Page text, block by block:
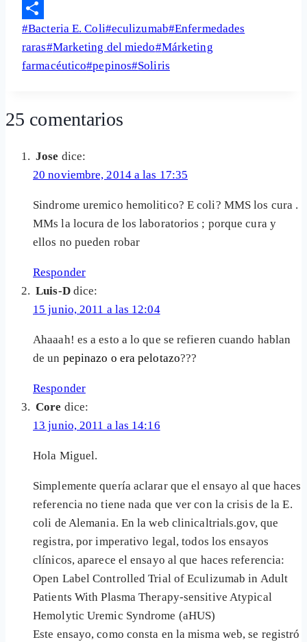
Email
Share
Etiquetas
de
la
#Bacteria E. Coli#eculizumab#Enfermedades
raras#Marketing del miedo#Márketing
farmacéutico#pepinos#Soliris
25 comentarios
Jose dice:
20 noviembre, 2014 a las 17:35
Sindrome uremico hemolitico? E coli? MMS los cura .
MMs la locura de los laboratorios ; porque cura y
ellos no pueden robar
Responder
Luis-D dice:
15 junio, 2011 a las 12:04
Ahaaah! es a esto a lo que se refieren cuando hablan
de un pepinazo o era pelotazo???
Responder
Core dice:
13 junio, 2011 a las 14:16
Hola Miguel.
Simplemente quería aclarar que el ensayo al que haces
referencia no tiene nada que ver con la crisis de la E.
coli de Alemania. En la web clinicaltrials.gov, que
registra, por imperativo legal, todos los ensayos
clínicos, aparece el ensayo al que haces referencia:
Open Label Controlled Trial of Eculizumab in Adult
Patients With Plasma Therapy-sensitive Atypical
Hemolytic Uremic Syndrome (aHUS)
Este ensayo, como consta en la misma web, se registró